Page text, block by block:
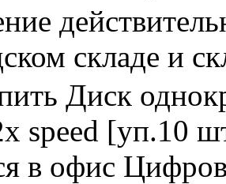
складе и
Диск
speed [уп.10
в офис